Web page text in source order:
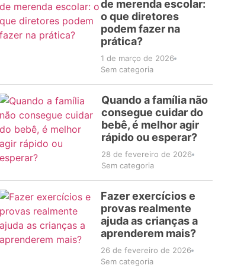
de merenda escolar:
o que diretores
podem fazer na
prática?
1 de março de 2026
Sem categoria
Quando a família não
consegue cuidar do
bebê, é melhor agir
rápido ou esperar?
28 de fevereiro de 2026
Sem categoria
Fazer exercícios e
provas realmente
ajuda as crianças a
aprenderem mais?
26 de fevereiro de 2026
Sem categoria